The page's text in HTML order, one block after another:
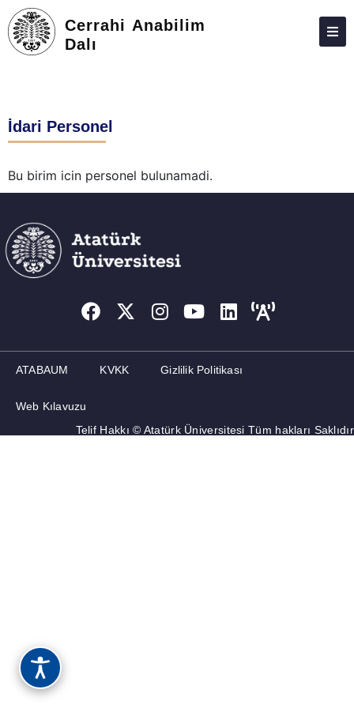
Cerrahi Anabilim
Dalı
LISANSÜSTÜ
TOPLUMA KATKI
ADAY ÖĞRENCILER
İLETIŞIM
İdari Personel
Bu birim icin personel bulunamadi.
ATABAUM KVKK Gizlilik Politikası
Web Kılavuzu
Telif Hakkı © Atatürk Üniversitesi Tüm hakları Saklıdır